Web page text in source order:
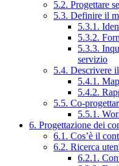
5.2. Progettare
5.3. Definire il
5.3.1.
5.3.2.
5.3.3.
servizio
5.4. Descrivere
5.4.1.
5.4.2.
5.5. Co-
5.5.1.
6. Progettazione dei
6.1. Cos’è il
6.2. Ricerca
6.2.1.